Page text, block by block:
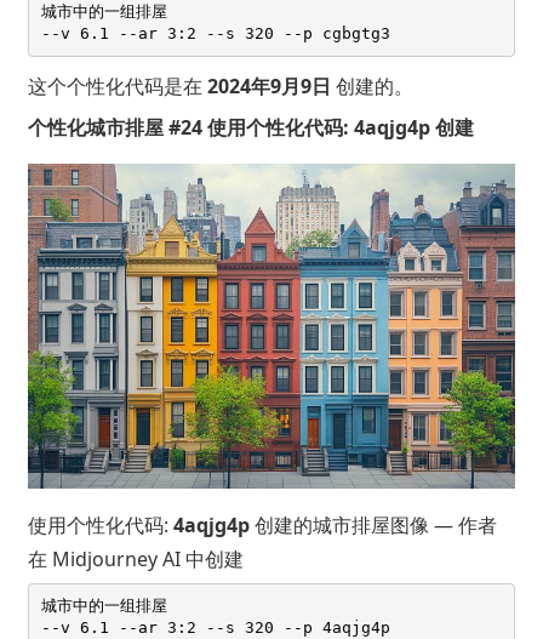
城市中的一组排屋
这个个性化代码是在 2024年9月9日 创建的。
个性化城市排屋 #24 使用个性化代码: 4aqjg4p 创建
使用个性化代码: 4aqjg4p创建的城市排屋图像 — 作者
在 Midjourney AI 中创建
城市中的一组排屋